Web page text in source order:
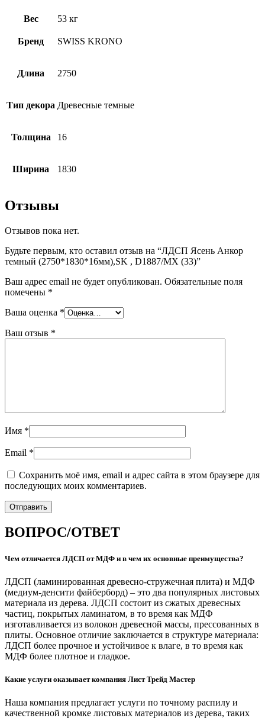
Вес 53 кг
Бренд SWISS KRONO
Длина 2750
Тип декора Древесные темные
Толщина 16
Ширина 1830
Отзывы
Отзывов пока нет.
Будьте первым, кто оставил отзыв на “ЛДСП Ясень Анкор
темный (2750*1830*16мм),SK , D1887/MX (33)”
Ваш адрес email не будет опубликован. Обязательные поля
помечены *
Ваша оценка *
Ваш отзыв *
Имя *
Email *
Сохранить моё имя, email и адрес сайта в этом браузере для
последующих моих комментариев.
ВОПРОС/ОТВЕТ
Чем отличается ЛДСП от МДФ и в чем их основные преимущества?
ЛДСП (ламинированная древесно-стружечная плита) и МДФ
(медиум-денсити файберборд) – это два популярных листовых
материала из дерева. ЛДСП состоит из сжатых древесных
частиц, покрытых ламинатом, в то время как МДФ
изготавливается из волокон древесной массы, прессованных в
плиты. Основное отличие заключается в структуре материала:
ЛДСП более прочное и устойчивое к влаге, в то время как
МДФ более плотное и гладкое.
Какие услуги оказывает компания Лист Трейд Мастер
Наша компания предлагает услуги по точному распилу и
качественной кромке листовых материалов из дерева, таких